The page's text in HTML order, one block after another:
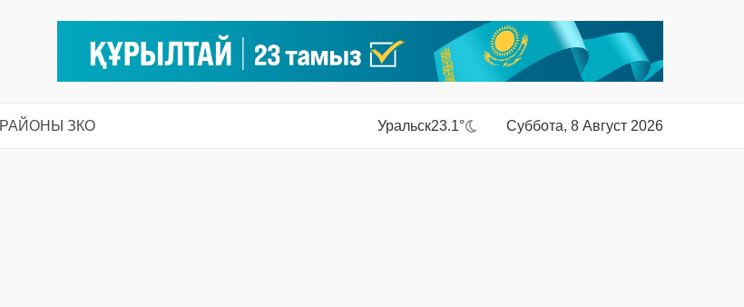
РАЙОНЫ ЗКО Уральск23.1° Суббота, 8 Август 2026